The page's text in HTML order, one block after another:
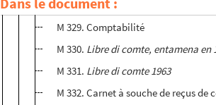
M 328.Cartabeù di libre
M 329. Comptabilité
M 330. Libre di comte, entamena en
M 331. Libre di comte 1963
M 332. Carnet à souche de reçus